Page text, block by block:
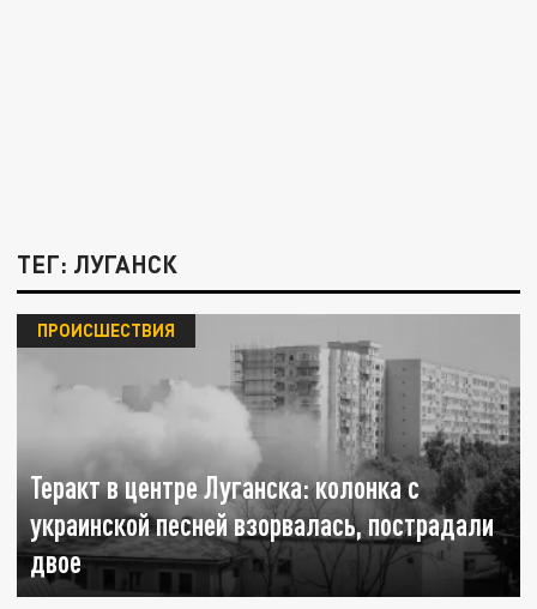
ТЕГ: ЛУГАНСК
Теракт в центре Луганска: колонка с
украинской песней взорвалась, пострадали
двое
ПРОИСШЕСТВИЯ